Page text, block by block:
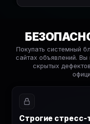
Покупать системный
сайтах объявлений.
скрытых
Строгие стресс-